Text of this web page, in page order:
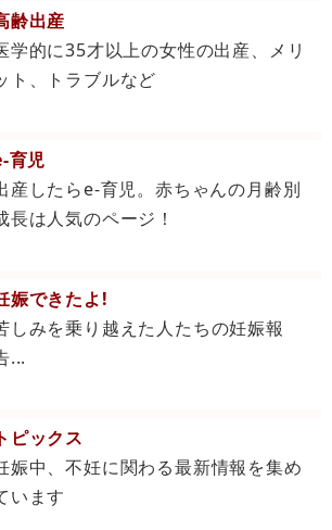
齢出産
学的に35才以上の女性の出産、メリ
ト、トラブルなど
育児
産したらe-育児。赤ちゃんの月齢別
長は人気のページ！
娠できたよ!
しみを乗り越えた人たちの妊娠報
...
ピックス
娠中、不妊に関わる最新情報を集め
います